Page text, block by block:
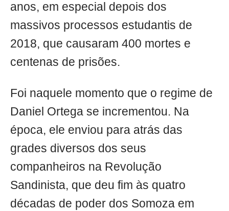
anos, em especial depois dos
massivos processos estudantis de
2018, que causaram 400 mortes e
centenas de prisões.
Foi naquele momento que o regime de
Daniel Ortega se incrementou. Na
época, ele enviou para atrás das
grades diversos dos seus
companheiros na Revolução
Sandinista, que deu fim às quatro
décadas de poder dos Somoza em